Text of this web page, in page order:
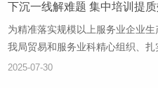
下沉一线解难题 集中培训提质
为精准落实规模以上服务业企业
我局贸易和服务业科精心组织、
2025-07-30